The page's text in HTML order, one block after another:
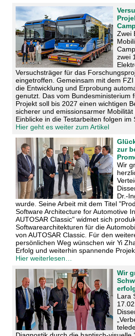
Zwei
zwei
Versuchsträger für das
eingetroffen. Gemeinsam mit dem
die Entwicklung und Erprobung
genutzt. Das vom Bundesministerium
Projekt soll bis 2027 einen wichtigen
sicherer und emissionsarmer Mobilität
Einblicke in die Testarbeiten folgen im
Hier geht es weiter zum Artikel
zur
Wir
Dr.-
wurde. Seine Arbeit mit dem Titel
Software Architecture for Automotive
AUTOSAR Classic" widmet sich
Softwarearchitekturen für die
von AUTOSAR Classic. Für den
persönlichen Weg wünschen wir Yi
Erfolg und weiterhin spannende
Hier weiterlesen…
Wir
Lara